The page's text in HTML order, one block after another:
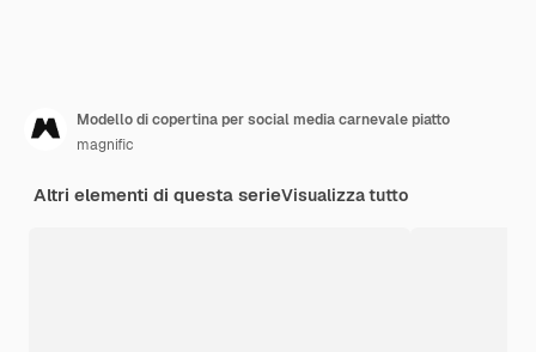
Modello di copertina per social media carnevale piatto
magnific
Altri elementi di questa serieVisualizza tutto